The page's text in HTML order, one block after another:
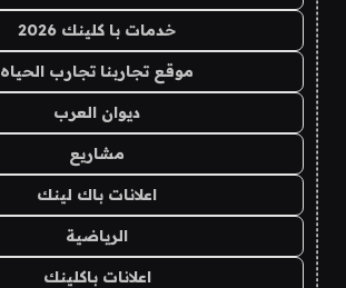
خدمات با كلينك 2026
موقع تجاربنا تجارب الحياه
ديوان العرب
مشاريع
اعلانات باك لينك
الرياضية
اعلانات باكلينك